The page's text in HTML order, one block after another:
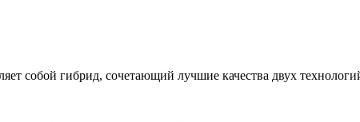
собой гибрид, сочетающий лучшие качества двух